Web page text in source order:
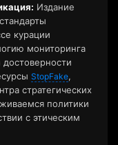
Издание
курации
мониторинга
StopFake,
стратегических
политики
с этическим